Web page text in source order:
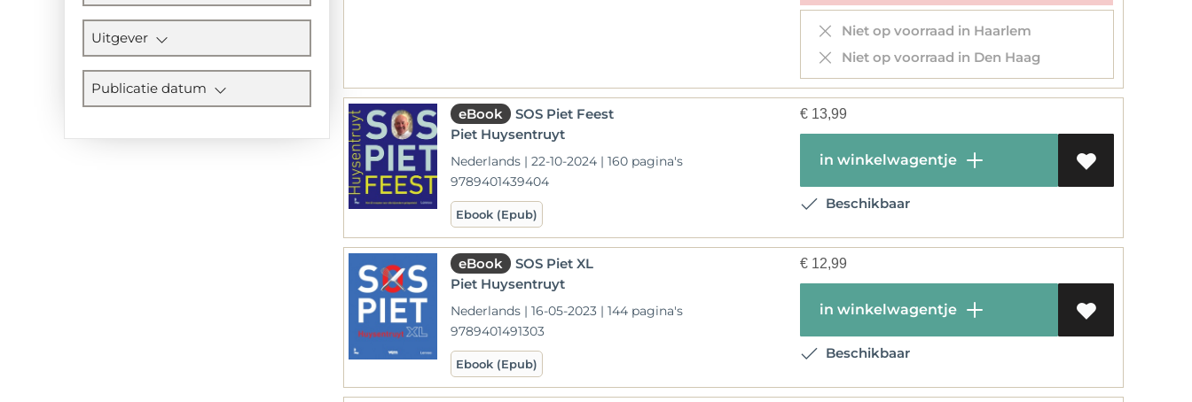
Uitgever
Publicatie datum
Niet op voorraad in Haarlem
Niet op voorraad in Den Haag
eBook
SOS Piet Feest
Piet Huysentruyt
Nederlands | 22-10-2024 | 160 pagina's
9789401439404
Ebook (Epub)
€ 13,99
in winkelwagentje
Beschikbaar
eBook
SOS Piet XL
Piet Huysentruyt
Nederlands | 16-05-2023 | 144 pagina's
9789401491303
Ebook (Epub)
€ 12,99
in winkelwagentje
Beschikbaar